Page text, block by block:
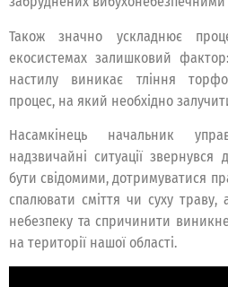
Також значно ускладнює
екосистемах залишковий
настилу виникає тління
процес, на який необхідно
Насамкінець начальник
надзвичайні ситуації звернувся
бути свідомими, дотримуватися
спалювати сміття чи суху
небезпеку та спричинити
на території нашої області.